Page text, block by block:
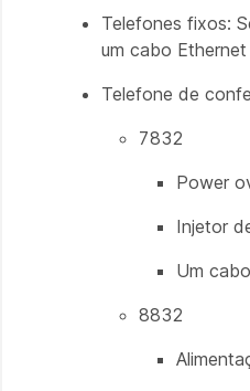
Telefones fixos:
um cabo
Telefone de
7832
Power
Injetor
Um
8832